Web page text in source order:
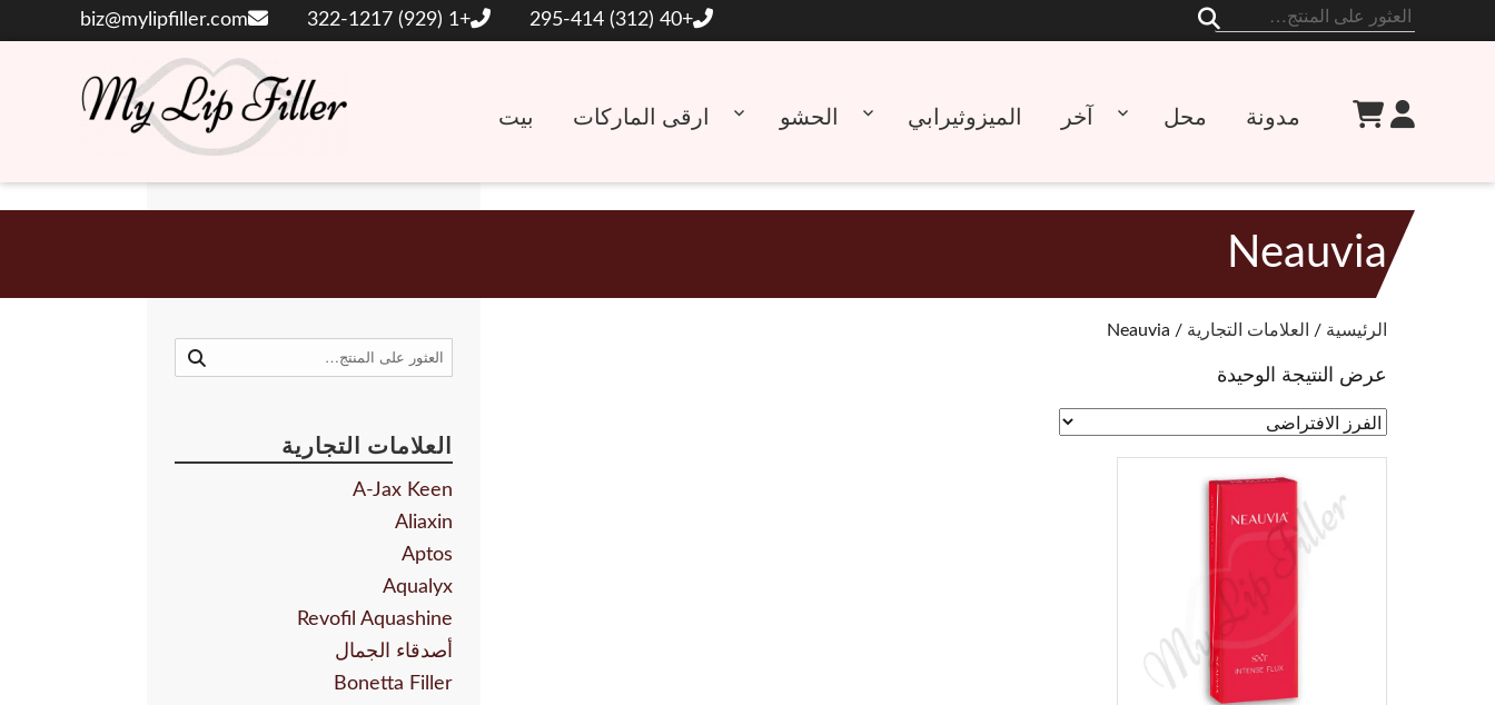
+40 (312) 295-414
+1 (929) 322-1217
biz@mylipfiller.com
حشو الشفاه الخاص
بيت ارقى الماركات الحشو الميزوثيرابي آخر محل مدونة
Neauvia
الرئيسية / العلامات التجارية / Neauvia
عرض النتيجة الوحيدة
البحث
العلامات التجارية
A-Jax Keen
Aliaxin
Aptos
Aqualyx
Revofil Aquashine
أصدقاء الجمال
Bonetta Filler